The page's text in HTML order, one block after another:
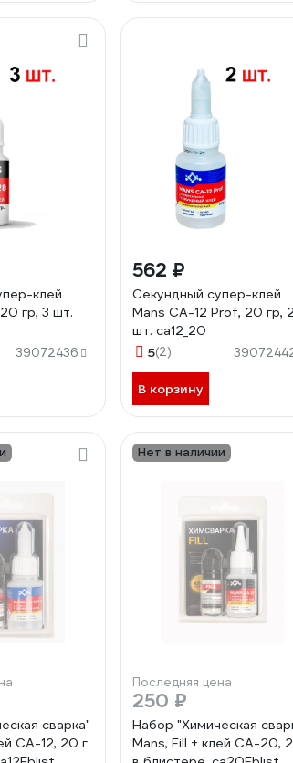
клей
гр, 3 шт.
39072436
562 ₽
Секундный супер-клей
Mans CA-12 Prof, 20 гр, 2
шт. ca12_20
5(2)
В корзину
сварка"
CA-12, 20 г
Нет в наличии
Последняя цена
250 ₽
Набор "Химическая
Mans, Fill + клей CA-20,